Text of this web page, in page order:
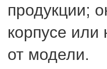
продукции;
корпусе или
от модели.